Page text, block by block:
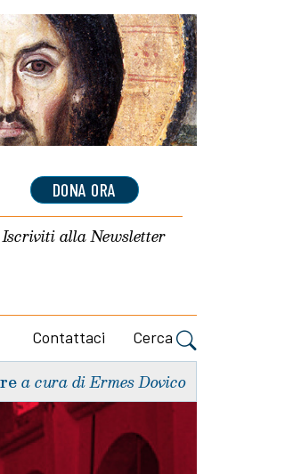
DONA ORA
Iscriviti allaNewsletter
Contattaci Cerca
a cura di Ermes Dovico